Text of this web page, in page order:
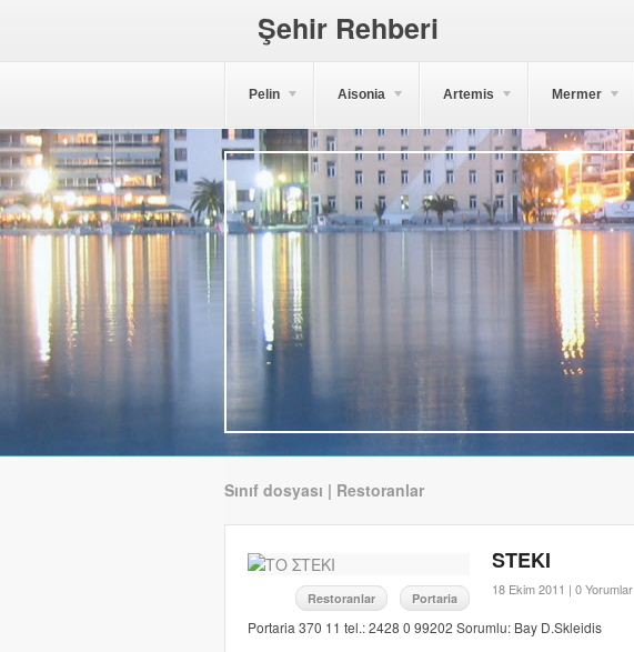
Şehir Rehberi
Pelin Aisonia Artemis Mermer
Sınıf dosyası | Restoranlar
Restoranlar Portaria
STEKI
18 Ekim 2011 | 0 Yorumlar
Portaria 370 11 tel.: 2428 0 99202 Sorumlu: Bay D.Skleidis